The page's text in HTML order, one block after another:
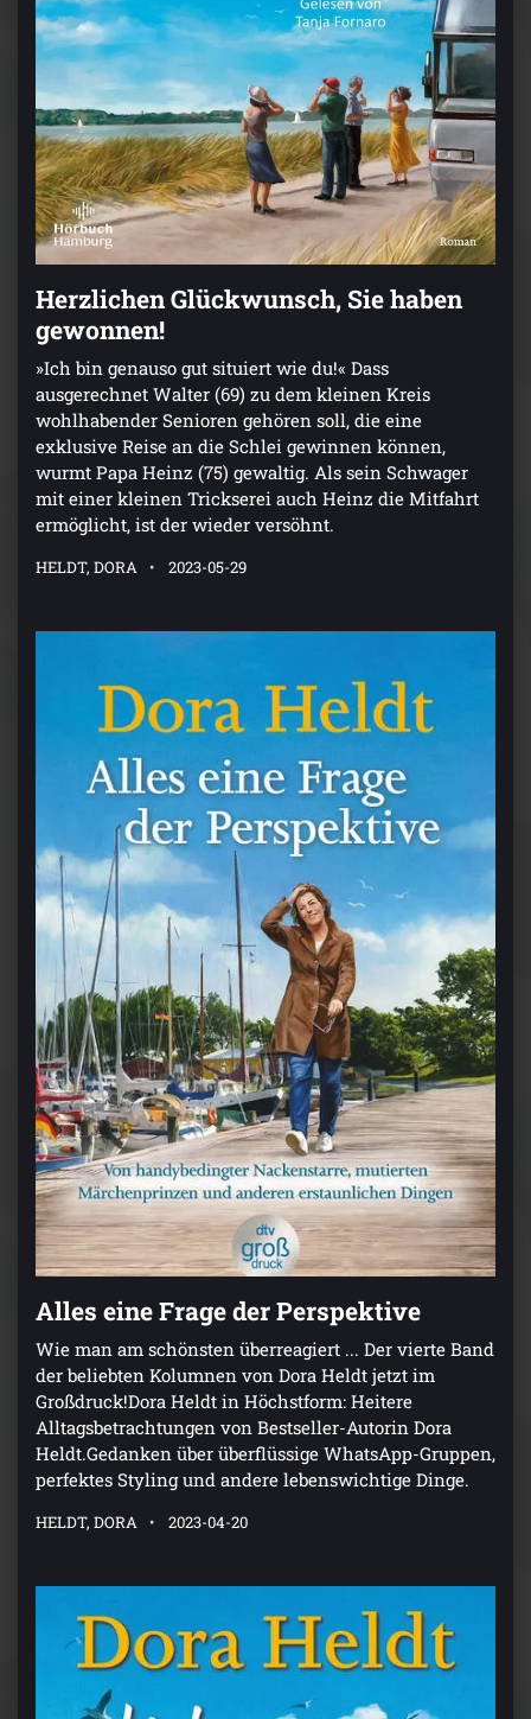
Herzlichen Glückwunsch, Sie haben
gewonnen!
»Ich bin genauso gut situiert wie du!« Dass
ausgerechnet Walter (69) zu dem kleinen Kreis
wohlhabender Senioren gehören soll, die eine
exklusive Reise an die Schlei gewinnen können,
wurmt Papa Heinz (75) gewaltig. Als sein Schwager
mit einer kleinen Trickserei auch Heinz die Mitfahrt
ermöglicht, ist der wieder versöhnt.
HELDT, DORA 2023-05-29
Alles eine Frage der Perspektive
Wie man am schönsten überreagiert ... Der vierte Band
der beliebten Kolumnen von Dora Heldt jetzt im
Großdruck!Dora Heldt in Höchstform: Heitere
Alltagsbetrachtungen von Bestseller-Autorin Dora
Heldt.Gedanken über überflüssige WhatsApp-Gruppen,
perfektes Styling und andere lebenswichtige Dinge.
HELDT, DORA 2023-04-20